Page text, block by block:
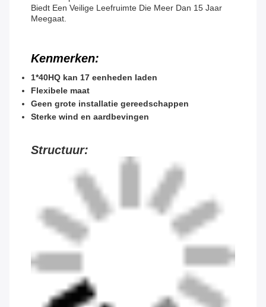
Biedt Een Veilige Leefruimte Die Meer Dan 15 Jaar
Meegaat.
Kenmerken:
1*40HQ kan 17 eenheden laden
Flexibele maat
Geen grote installatie gereedschappen
Sterke wind en aardbevingen
Structuur: